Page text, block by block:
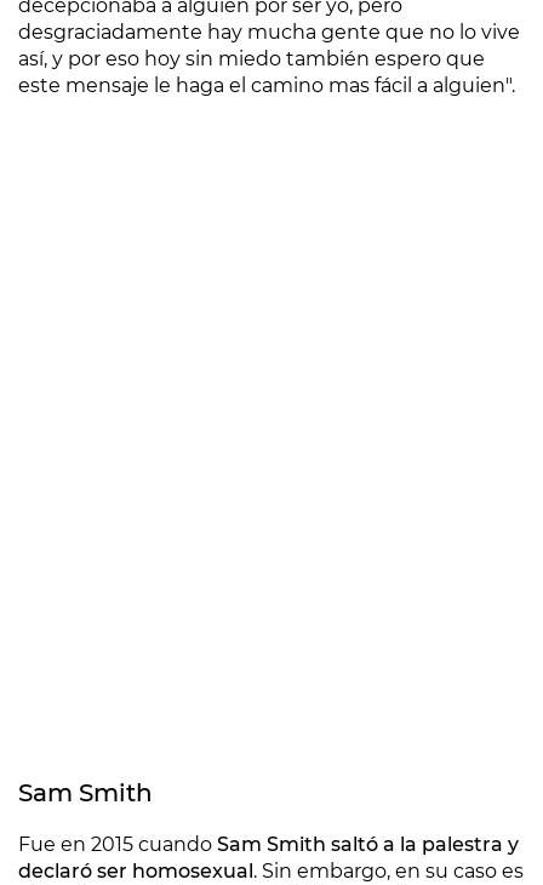
decepcionaba a alguien por ser yo, pero
desgraciadamente hay mucha gente que no lo vive
así, y por eso hoy sin miedo también espero que
este mensaje le haga el camino mas fácil a alguien".
Sam Smith
Fue en 2015 cuando Sam Smith saltó a la palestra y
declaró ser homosexual. Sin embargo, en su caso es